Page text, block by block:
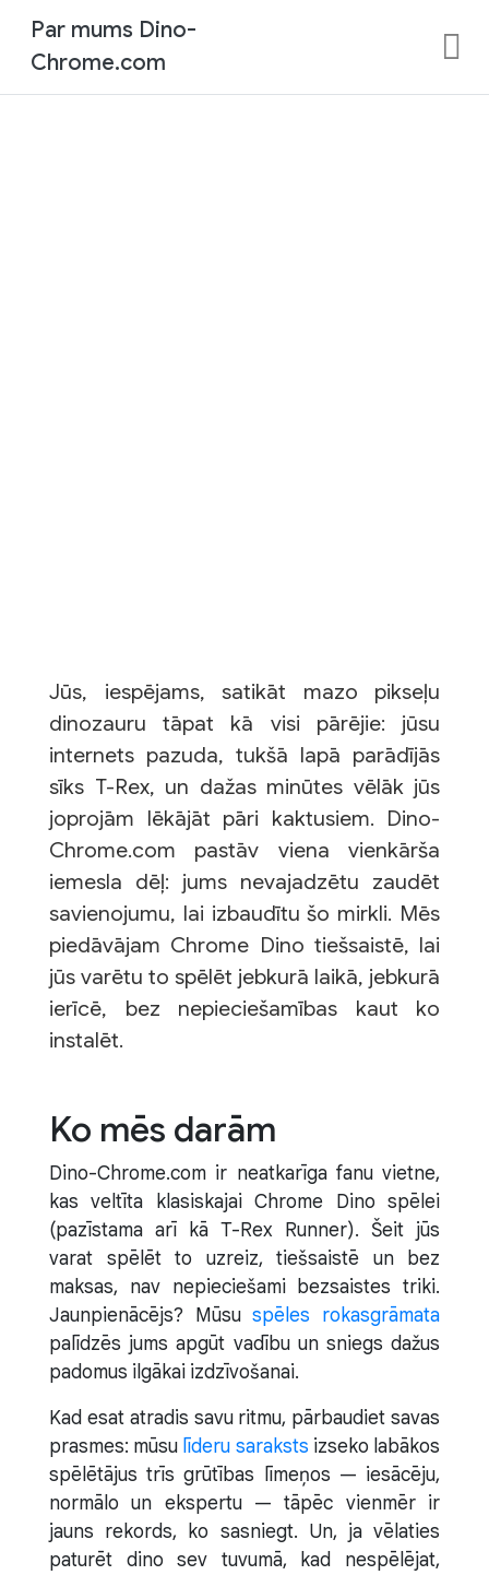
Par mums Dino-
Chrome.com
Jūs, iespējams, satikāt mazo pikseļu
dinozauru tāpat kā visi pārējie: jūsu
internets pazuda, tukšā lapā parādījās
sīks T-Rex, un dažas minūtes vēlāk jūs
joprojām lēkājāt pāri kaktusiem. Dino-
Chrome.com pastāv viena vienkārša
iemesla dēļ: jums nevajadzētu zaudēt
savienojumu, lai izbaudītu šo mirkli. Mēs
piedāvājam Chrome Dino tiešsaistē, lai
jūs varētu to spēlēt jebkurā laikā, jebkurā
ierīcē, bez nepieciešamības kaut ko
instalēt.
Ko mēs darām
Dino-Chrome.com ir neatkarīga fanu vietne,
kas veltīta klasiskajai Chrome Dino spēlei
(pazīstama arī kā T-Rex Runner). Šeit jūs
varat spēlēt to uzreiz, tiešsaistē un bez
maksas, nav nepieciešami bezsaistes triki.
Jaunpienācējs? Mūsuspēles rokasgrāmata
palīdzēs jums apgūt vadību un sniegs dažus
padomus ilgākai izdzīvošanai.
Kad esat atradis savu ritmu, pārbaudiet savas
prasmes: mūsu līderu saraksts izseko labākos
spēlētājus trīs grūtības līmeņos — iesācēju,
normālo un ekspertu — tāpēc vienmēr ir
jauns rekords, ko sasniegt. Un, ja vēlaties
paturēt dino sev tuvumā, kad nespēlējat,